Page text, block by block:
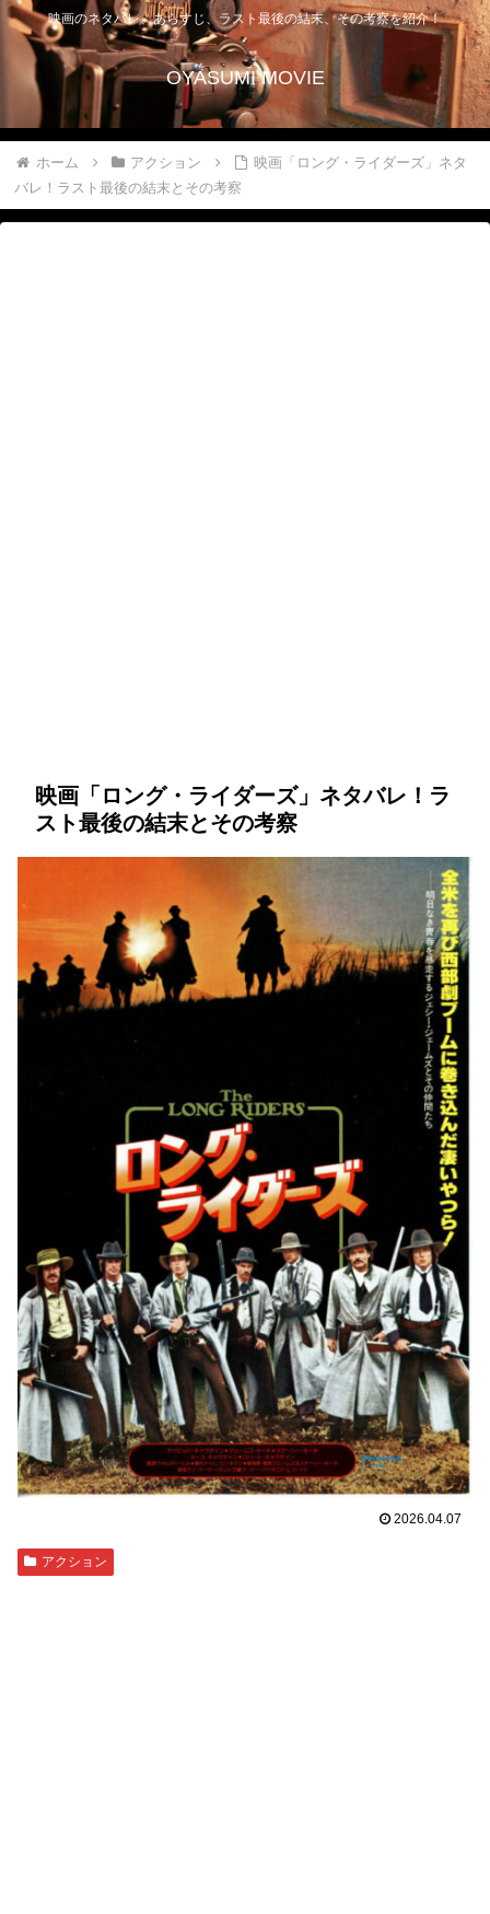
映画のネタバレ、あらすじ、ラスト最後の結末、その考察を紹介！
OYASUMI MOVIE
ホーム アクション
映画「ロング・ライダーズ」ネタ
バレ！ラスト最後の結末とその考察
映画「ロング・ライダーズ」ネタバレ！ラ
スト最後の結末とその考察
2026.04.07
アクション